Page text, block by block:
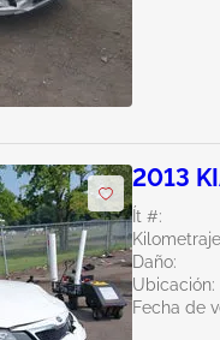
2013
Ít #:
Daño:
Ubicación:
Fecha de